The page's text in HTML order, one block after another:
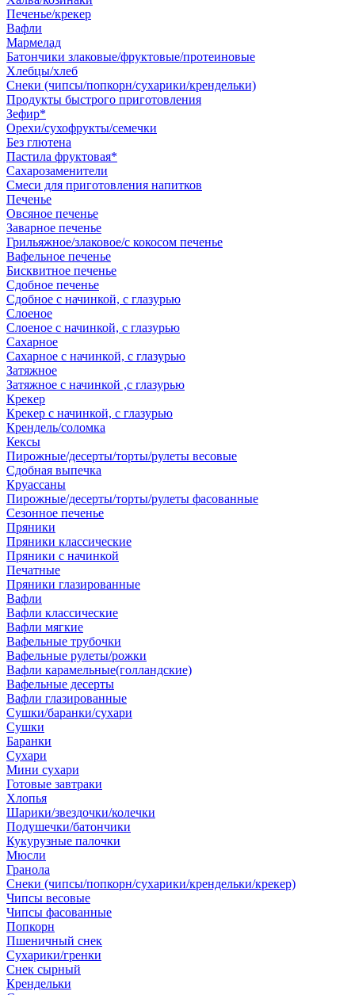
Печенье/крекер
Вафли
Мармелад
Батончики злаковые/фруктовые/протеиновые
Хлебцы/хлеб
Снеки (чипсы/попкорн/сухарики/крендельки)
Продукты быстрого приготовления
Зефир*
Орехи/сухофрукты/семечки
Без глютена
Пастила фруктовая*
Сахарозаменители
Смеси для приготовления напитков
Печенье
Овсяное печенье
Заварное печенье
Грильяжное/злаковое/с кокосом печенье
Вафельное печенье
Бисквитное печенье
Сдобное печенье
Сдобное с начинкой, с глазурью
Слоеное
Слоеное с начинкой, с глазурью
Сахарное
Сахарное с начинкой, с глазурью
Затяжное
Затяжное с начинкой ,с глазурью
Крекер
Крекер с начинкой, с глазурью
Крендель/соломка
Кексы
Пирожные/десерты/торты/рулеты весовые
Сдобная выпечка
Круассаны
Пирожные/десерты/торты/рулеты фасованные
Сезонное печенье
Пряники
Пряники классические
Пряники с начинкой
Печатные
Пряники глазированные
Вафли
Вафли классические
Вафли мягкие
Вафельные трубочки
Вафельные рулеты/рожки
Вафли карамельные(голландские)
Вафельные десерты
Вафли глазированные
Сушки/баранки/сухари
Сушки
Баранки
Сухари
Мини сухари
Готовые завтраки
Хлопья
Шарики/звездочки/колечки
Подушечки/батончики
Кукурузные палочки
Мюсли
Гранола
Снеки (чипсы/попкорн/сухарики/крендельки/крекер)
Чипсы весовые
Чипсы фасованные
Попкорн
Пшеничный снек
Сухарики/гренки
Снек сырный
Крендельки